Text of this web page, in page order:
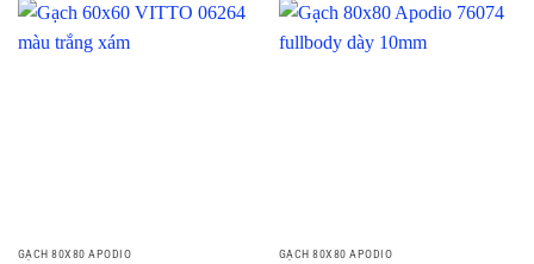
GẠCH 80X80 APODIO GẠCH 80X80 APODIO